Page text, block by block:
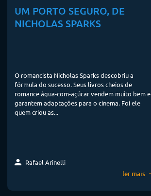
UM PORTO SEGURO, DE
NICHOLAS SPARKS
O romancista Nicholas Sparks descobriu a
fórmula do sucesso. Seus livros cheios de
romance água-com-açúcar vendem muito bem e
garantem adaptações para o cinema. Foi ele
quem criou as...
Rafael Arinelli
ler mais